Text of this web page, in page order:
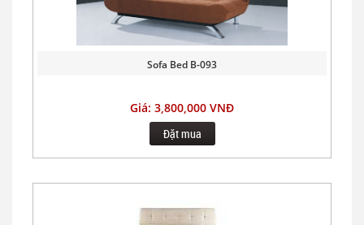
Sofa Bed B-093
Giá: 3,800,000 VNĐ
Đặt mua